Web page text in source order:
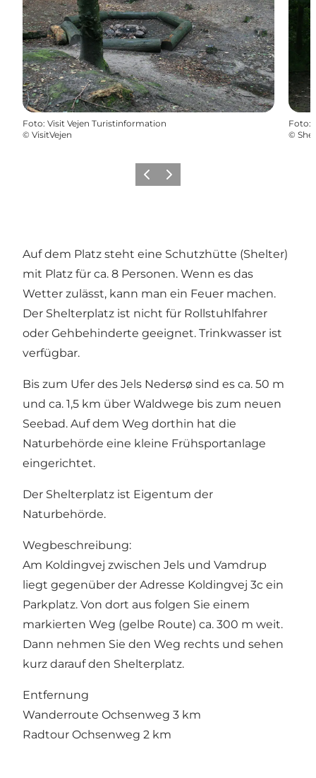
Foto: Visit Vejen Turistinformation
© VisitVejen
Foto:
©
Vorherige Folie
Nächste Folie
Auf dem Platz steht eine Schutzhütte (Shelter)
mit Platz für ca. 8 Personen. Wenn es das
Wetter zulässt, kann man ein Feuer machen.
Der Shelterplatz ist nicht für Rollstuhlfahrer
oder Gehbehinderte geeignet. Trinkwasser ist
verfügbar.
Bis zum Ufer des Jels Nedersø sind es ca. 50 m
und ca. 1,5 km über Waldwege bis zum neuen
Seebad. Auf dem Weg dorthin hat die
Naturbehörde eine kleine Frühsportanlage
eingerichtet.
Der Shelterplatz ist Eigentum der
Naturbehörde.
Wegbeschreibung:
Am Koldingvej zwischen Jels und Vamdrup
liegt gegenüber der Adresse Koldingvej 3c ein
Parkplatz. Von dort aus folgen Sie einem
markierten Weg (gelbe Route) ca. 300 m weit.
Dann nehmen Sie den Weg rechts und sehen
kurz darauf den Shelterplatz.
Entfernung
Wanderroute Ochsenweg 3 km
Radtour Ochsenweg 2 km